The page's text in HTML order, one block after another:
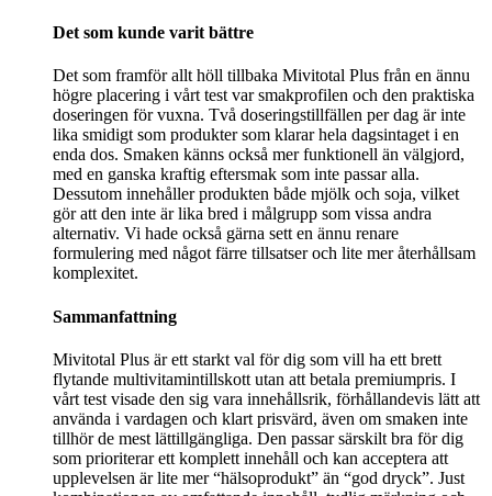
Det som kunde varit bättre
Det som framför allt höll tillbaka Mivitotal Plus från en ännu
högre placering i vårt test var smakprofilen och den praktiska
doseringen för vuxna. Två doseringstillfällen per dag är inte
lika smidigt som produkter som klarar hela dagsintaget i en
enda dos. Smaken känns också mer funktionell än välgjord,
med en ganska kraftig eftersmak som inte passar alla.
Dessutom innehåller produkten både mjölk och soja, vilket
gör att den inte är lika bred i målgrupp som vissa andra
alternativ. Vi hade också gärna sett en ännu renare
formulering med något färre tillsatser och lite mer återhållsam
komplexitet.
Sammanfattning
Mivitotal Plus är ett starkt val för dig som vill ha ett brett
flytande multivitamintillskott utan att betala premiumpris. I
vårt test visade den sig vara innehållsrik, förhållandevis lätt att
använda i vardagen och klart prisvärd, även om smaken inte
tillhör de mest lättillgängliga. Den passar särskilt bra för dig
som prioriterar ett komplett innehåll och kan acceptera att
upplevelsen är lite mer “hälsoprodukt” än “god dryck”. Just